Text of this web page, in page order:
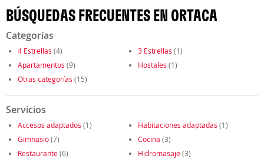
BÚSQUEDAS FRECUENTES EN ORTACA
Categorías
4 Estrellas (4) 3 Estrellas (1)
Apartamentos (9) Hostales (1)
Otras categorías (15)
Servicios
Accesos adaptados (1) Habitaciones adaptadas (1)
Gimnasio(7) Cocina (3)
Restaurante(6) Hidromasaje(3)